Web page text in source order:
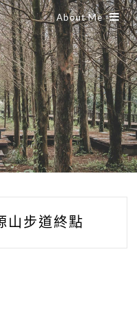
About Me
山步道終點